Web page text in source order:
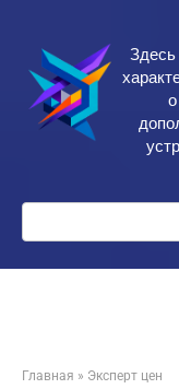
контенту
Поиск:
Главная » Эксперт цен